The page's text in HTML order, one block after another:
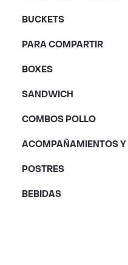
BUCKETS
PARA COMPARTIR
BOXES
SANDWICH
COMBOS POLLO
POSTRES
BEBIDAS